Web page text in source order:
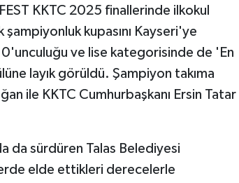
KKTC 2025 finallerinde ilkokul
kupasını Kayseri'ye
ve lise kategorisinde de 'En
layık görüldü. Şampiyon takıma
ile KKTC Cumhurbaşkanı Ersin Tatar
da sürdüren Talas Belediyesi
elde ettikleri derecelerle